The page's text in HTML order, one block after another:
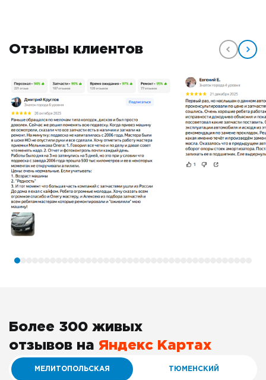
Отзывы клиентов
Более 300 живых
отзывов на Яндекс Картах
МЕЛИТОПОЛЬСКАЯ ТЮМЕНСКИЙ